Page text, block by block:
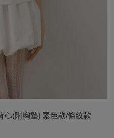
心(附胸墊) 素色款/條紋款